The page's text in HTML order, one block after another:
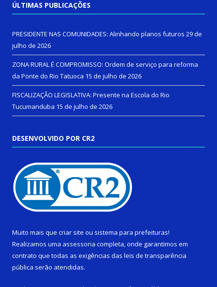
ÚLTIMAS PUBLICAÇÕES
PRESIDENTE NAS COMUNIDADES: Alinhando planos futuros 29 de
julho de 2026
ZONA RURAL É COMPROMISSO: Ordem de serviço para reforma
da Ponte do Rio Tatuoca 15 de julho de 2026
FISCALIZAÇÃO LEGISLATIVA: Presente na Escola do Rio
Tucumanduba 15 de julho de 2026
DESENVOLVIDO POR CR2
Muito mais que criar site ou sistema para prefeituras!
Realizamos uma assessoria completa, onde garantimos em
contrato que todas as exigências das leis de transparência
pública serão atendidas.